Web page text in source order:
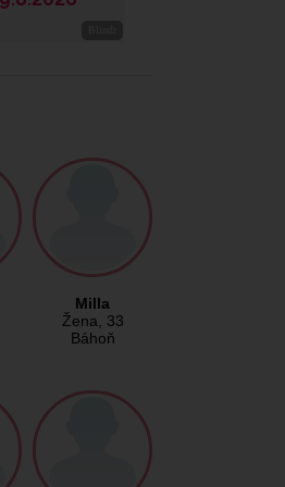
Milla
Žena, 33
Báhoň